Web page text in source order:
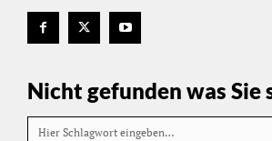
Nicht gefunden was Sie
Hier Schlagwort eingeben…